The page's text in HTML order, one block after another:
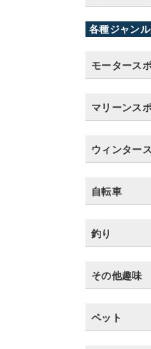
各種ジャン
モータース
マリーンス
ウィンター
自転車
釣り
その他趣味
ペット